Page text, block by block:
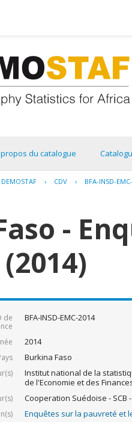
du catalogue
› CDV › BFA-INSD-
-
de
BFA-INSD-EMC-2014
2014
Burkina Faso
Institut national de la
de l'Economie et des
Cooperation Suédoise - SCB
Enquêtes sur la pauvreté et